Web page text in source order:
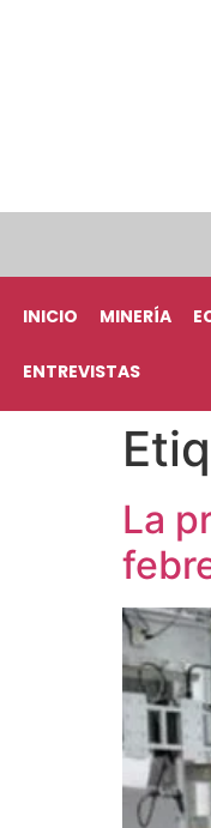
INICIO MINERÍA
ENTREVISTAS
La